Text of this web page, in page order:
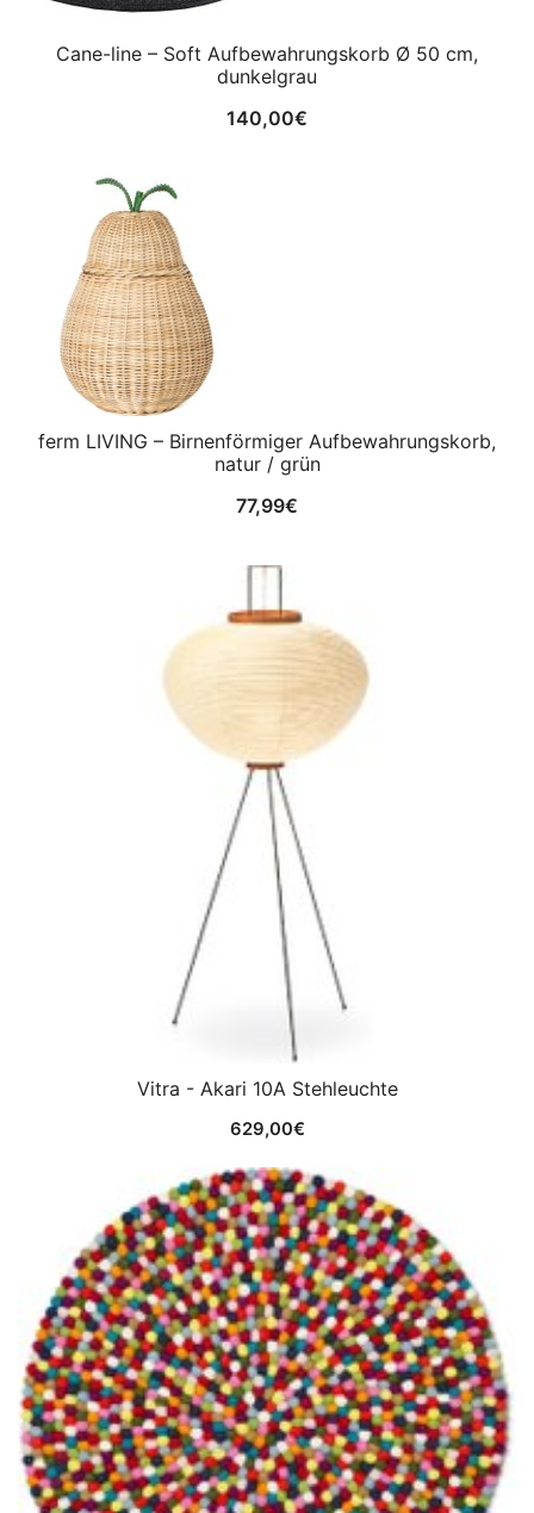
Cane-line – Soft Aufbewahrungskorb Ø 50 cm,
dunkelgrau
140,00€
ferm LIVING – Birnenförmiger Aufbewahrungskorb,
natur / grün
77,99€
Vitra - Akari 10A Stehleuchte
629,00€